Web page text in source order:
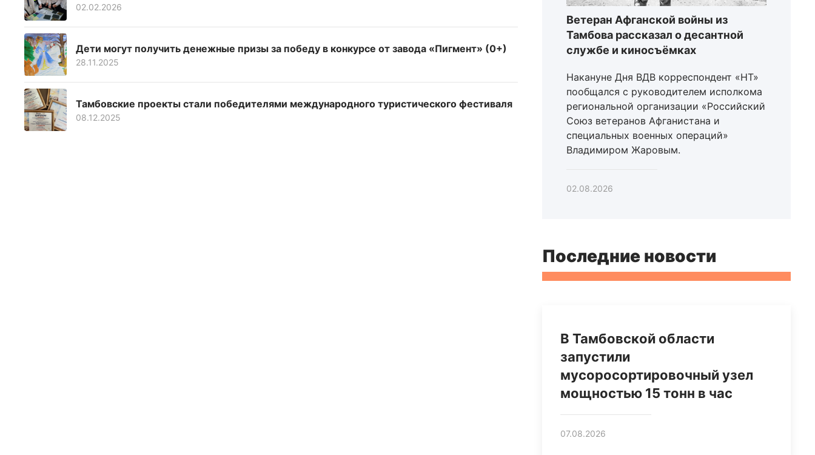
02.02.2026
Дети могут получить денежные призы за победу в конкурсе от завода «Пигмент» (0+)
28.11.2025
Тамбовские проекты стали победителями международного туристического фестиваля
08.12.2025
Ветеран Афганской войны из
Тамбова рассказал о десантной
службе и киносъёмках
Накануне Дня ВДВ корреспондент «НТ»
пообщался с руководителем исполкома
региональной организации «Российский
Союз ветеранов Афганистана и
специальных военных операций»
Владимиром Жаровым.
02.08.2026
Последние новости
В Тамбовской области
запустили
мусоросортировочный узел
мощностью 15 тонн в час
07.08.2026